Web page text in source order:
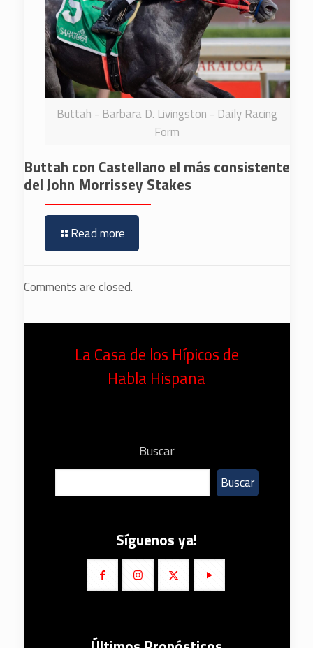
Buttah - Barbara D. Livingston - Daily Racing
Form
Buttah con Castellano el más consistente
del John Morrissey Stakes
Read more
Comments are closed.
La Casa de los Hípicos de
Habla Hispana
Buscar
Buscar
Síguenos ya!